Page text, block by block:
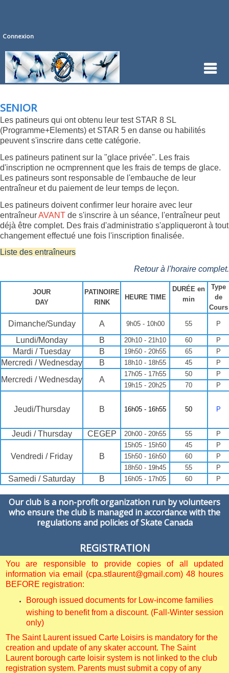
Connexion
SENIOR
Les patineurs qui ont obtenu leur test STAR 8 SL
(Programme+Elements) et STAR 5 en danse ou habilités
peuvent s'inscrire dans cette catégorie.
Les patineurs patinent sur la "glace privée". Les frais
d'inscription ne ocmprennent que les frais de temps de glace.
Les patineurs sont responsable de l'embauche de leur
entraîneur et du paiement de leur temps de leçon.
Les patineurs doivent confirmer leur horaire avec leur
entraîneurAVANT de s'inscrire à un séance, l'entraîneur peut
déjà être complet. Des frais d'administratio s'appliqueront à tout
changement effectué une fois l'inscription finalisée.
Liste des entraîneurs
Retour à l'horaire complet.
JOUR
DAY
PATINOIRE
RINK
HEURE TIME
DURÉE en
min
Type
de
Cours
Dimanche/Sunday A 9h05 - 10h00 55 P
Lundi/Monday B 20h10 - 21h10 60 P
Mardi / Tuesday B 19h50 - 20h55 65 P
Mercredi / Wednesday B 18h10 - 18h55 45 P
Mercredi / Wednesday A
17h05 - 17h55 50
P
19h15 - 20h25
70 P
Jeudi/Thursday B 16h05 - 16h55 50 P
Jeudi / Thursday CEGEP 20h00 - 20h55 55 P
Vendredi / Friday B
15h05 - 15h50 45
P
15h50 - 16h50
60
P
18h50 - 19h45
55 P
Samedi / Saturday B 16h05 - 17h05 60 P
Our club is a non-profit organization run by volunteers
who ensure the club is managed in accordance with the
regulations and policies of Skate Canada
REGISTRATION
You are responsible to provide copies of all updated
information via email (cpa.stlaurent@gmail.com) 48 houres
BEFORE registration:
Borough issued documents for Low-income families
wishing to benefit from a discount. (Fall-Winter session
only)
The Saint Laurent issued Carte Loisirs is mandatory for the
creation and update of any skater account. The Saint
Laurent borough carte loisir system is not linked to the club
registration system. Parents must submit a copy of any